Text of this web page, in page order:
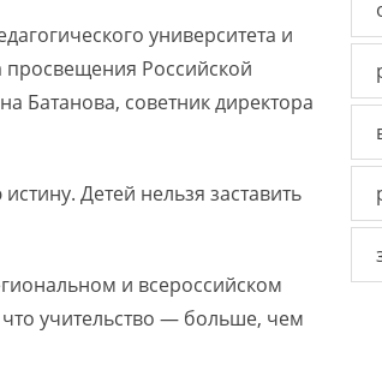
университета и
просвещения Российской
Батанова, советник директора
Детей нельзя заставить
и всероссийском
учительство — больше, чем